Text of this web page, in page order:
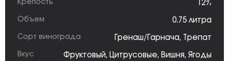
Крепость 12%
Объем 0.75 литра
Сорт винограда Гренаш/Гарнача, Трепат
Вкус Фруктовый, Цитрусовые, Вишня, Ягоды